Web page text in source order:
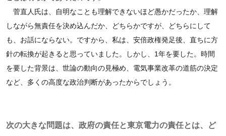
菅直人氏は、自明なことも理解できないほど愚かだったか、理解
しながら無責任を決め込んだか、どちらかですが、どちらにして
も、お話にならない。ですから、私は、安倍政権発足後、直ちに方
針の転換が起きると思っていました。しかし、1年を要した。時間
を要した背景は、世論の動向の見極め、電気事業改革の道筋の決定
など、多くの高度な政治判断があったからでしょう。
次の大きな問題は、政府の責任と東京電力の責任とは、ど